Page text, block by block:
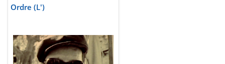
Ordre (L')